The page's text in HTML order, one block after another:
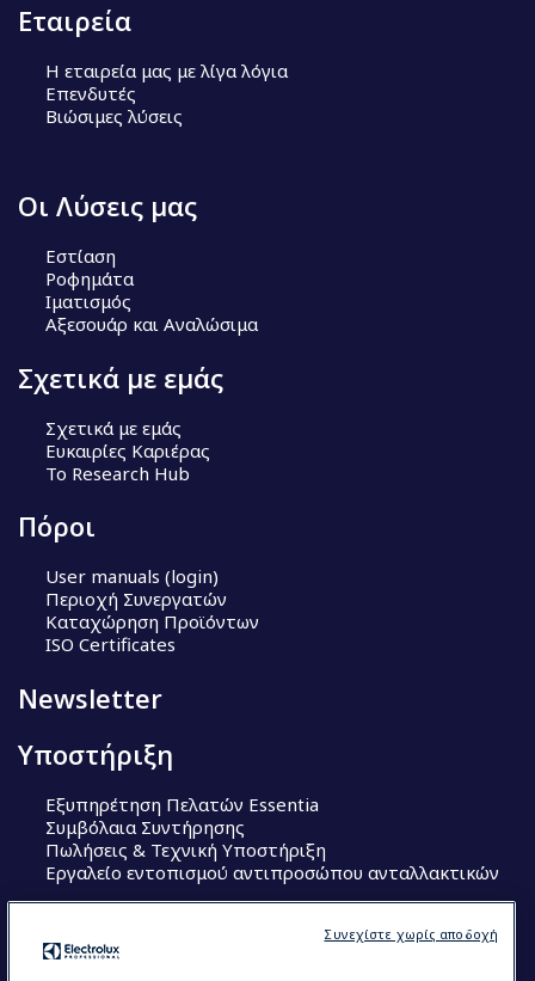
Εταιρεία
Η εταιρεία μας με λίγα λόγια
Επενδυτές
Βιώσιμες λύσεις
Οι Λύσεις μας
Εστίαση
Ροφημάτα
Ιματισμός
Αξεσουάρ και Αναλώσιμα
Σχετικά με εμάς
Σχετικά με εμάς
Ευκαιρίες Καριέρας
Το Research Hub
Πόροι
User manuals (login)
Περιοχή Συνεργατών
Καταχώρηση Προϊόντων
ISO Certificates
Newsletter
Υποστήριξη
Εξυπηρέτηση Πελατών Essentia
Συμβόλαια Συντήρησης
Πωλήσεις & Τεχνική Υποστήριξη
Εργαλείο εντοπισμού αντιπροσώπου ανταλλακτικών
Συνεχίστε χωρίς αποδοχή